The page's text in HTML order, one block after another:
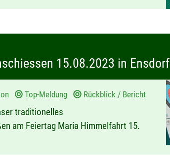
15.08.2023 in Ensdorf
Top-Meldung Rückblick / Bericht
traditionelles
am Feiertag Maria Himmelfahrt 15.